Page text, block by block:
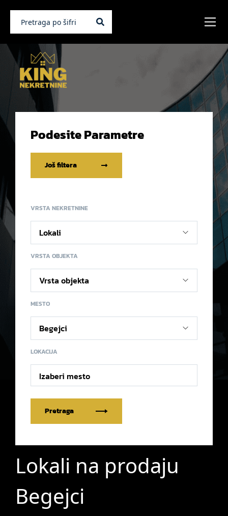
Podesite Parametre
Još filtera
VRSTA NEKRETNINE
VRSTA OBJEKTA
MESTO
LOKACIJA
Izaberi mesto
Pretraga
Lokali na prodaju
Begejci